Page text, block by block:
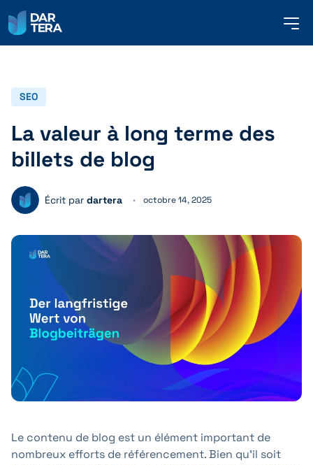
SERVICES
RÉFÉRENCES
À PROPOS DE NOUS
CONTACT
FRANÇAIS
+41 31 552 00 72
SEO
La valeur à long terme des
billets de blog
Écrit par dartera octobre 14, 2025
Le contenu de blog est un élément important de
nombreux efforts de référencement. Bien qu'il soit